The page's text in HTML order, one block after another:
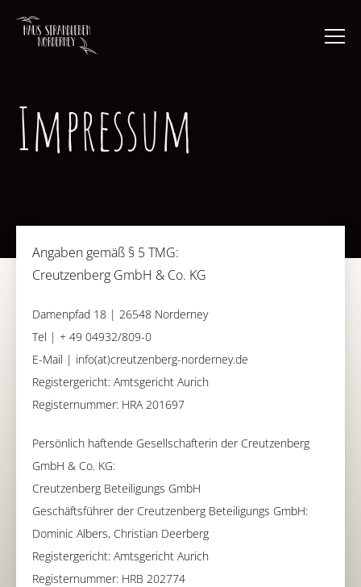
Impressum
Angaben gemäß § 5 TMG:
Creutzenberg GmbH & Co. KG
Damenpfad 18 | 26548 Norderney
Tel | + 49 04932/809-0
E-Mail | info(at)creutzenberg-norderney.de
Registergericht: Amtsgericht Aurich
Registernummer: HRA 201697
Persönlich haftende Gesellschafterin der Creutzenberg
GmbH & Co. KG:
Creutzenberg Beteiligungs GmbH
Geschäftsführer der Creutzenberg Beteiligungs GmbH:
Dominic Albers, Christian Deerberg
Registergericht: Amtsgericht Aurich
Registernummer: HRB 202774